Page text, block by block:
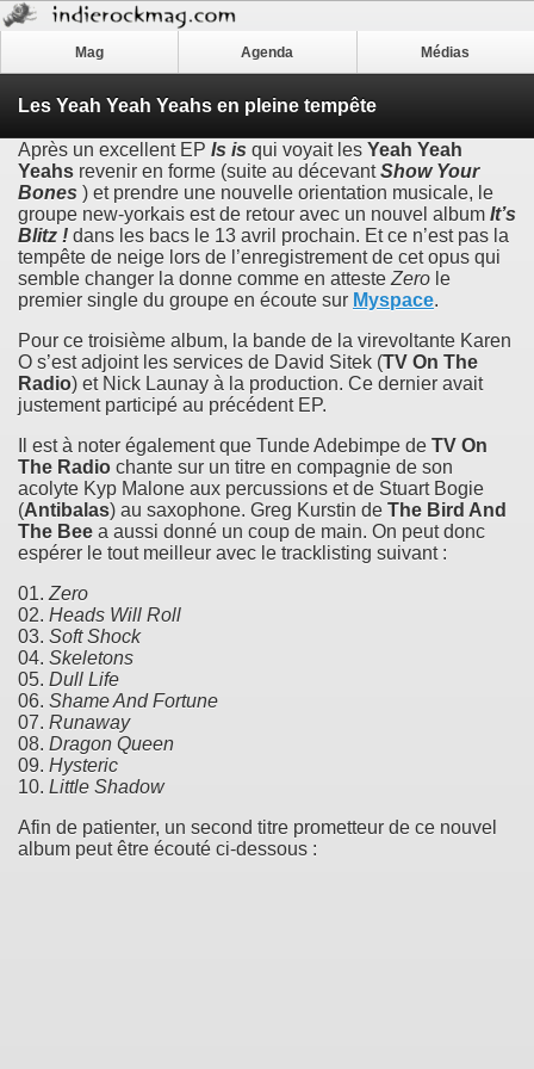
Mag Agenda Médias
Les Yeah Yeah Yeahs en pleine tempête
Après un excellent EP Is is qui voyait les Yeah Yeah
Yeahs revenir en forme (suite au décevant Show Your
Bones ) et prendre une nouvelle orientation musicale, le
groupe new-yorkais est de retour avec un nouvel album It’s
Blitz ! dans les bacs le 13 avril prochain. Et ce n’est pas la
tempête de neige lors de l’enregistrement de cet opus qui
semble changer la donne comme en atteste Zero le
premier single du groupe en écoute sur Myspace.
Pour ce troisième album, la bande de la virevoltante Karen
O s’est adjoint les services de David Sitek (TV On The
Radio) et Nick Launay à la production. Ce dernier avait
justement participé au précédent EP.
Il est à noter également que Tunde Adebimpe de TV On
The Radio chante sur un titre en compagnie de son
acolyte Kyp Malone aux percussions et de Stuart Bogie
(Antibalas) au saxophone. Greg Kurstin de The Bird And
The Bee a aussi donné un coup de main. On peut donc
espérer le tout meilleur avec le tracklisting suivant :
01. Zero
02. Heads Will Roll
03. Soft Shock
04. Skeletons
05. Dull Life
06. Shame And Fortune
07. Runaway
08. Dragon Queen
09. Hysteric
10. Little Shadow
Afin de patienter, un second titre prometteur de ce nouvel
album peut être écouté ci-dessous :